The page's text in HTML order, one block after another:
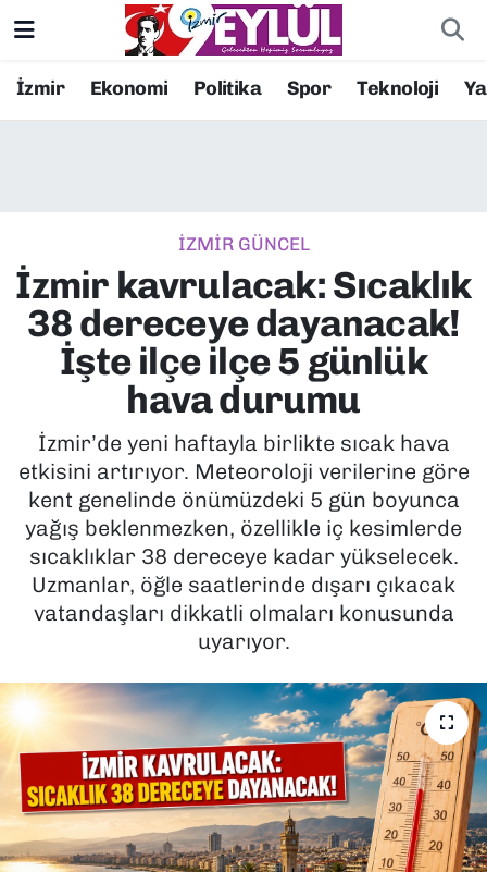
İzmir Ekonomi Politika Spor Teknoloji
İZMİR GÜNCEL
İzmir kavrulacak: Sıcaklık
38 dereceye dayanacak!
İşte ilçe ilçe 5 günlük
hava durumu
İzmir’de yeni haftayla birlikte sıcak hava
etkisini artırıyor. Meteoroloji verilerine göre
kent genelinde önümüzdeki 5 gün boyunca
yağış beklenmezken, özellikle iç kesimlerde
sıcaklıklar 38 dereceye kadar yükselecek.
Uzmanlar, öğle saatlerinde dışarı çıkacak
vatandaşları dikkatli olmaları konusunda
uyarıyor.
Resmi İlanlar
EKONOMİ
KÜLTÜR SANAT
MAGAZİN
POLİTİKA
SAĞLIK
SPOR
YAŞAM
YEREL YÖNETİMLER
Konak Nöbetçi Eczaneler
Süper Lig Puan Durumu ve Fikstür
Tüm Manşetler
Son Dakika Haberleri
Haber Arşivi